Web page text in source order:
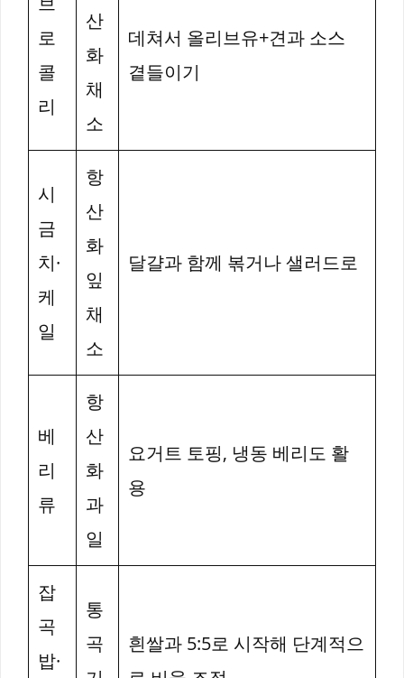
로
콜
리
산
화
채
소
데쳐서 올리브유+견과 소스
곁들이기
시
금
치·
케
일
항
산
화
잎
채
소
달걀과 함께 볶거나 샐러드로
베
리
류
항
산
화
과
일
요거트 토핑, 냉동 베리도 활
용
잡
곡
밥·
통
곡
흰쌀과 5:5로 시작해 단계적으